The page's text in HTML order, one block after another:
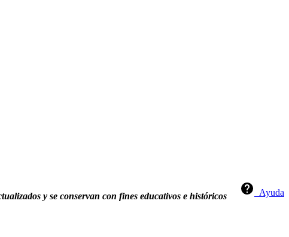
Ayuda
y se conservan con fines educativos e históricos